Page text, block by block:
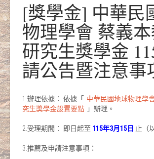
[獎學金] 中華民
物理學會 蔡義
研究生獎學金
請公告暨注意事
1.辦理依據： 依據「 中華民國地球物理學
究生獎學金設置要點 」辦理。
2.受理期間： 即日起至 115年3月15日 止（
3.推薦及申請注意事項：